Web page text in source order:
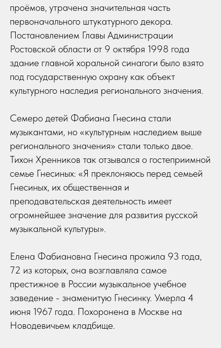
проёмов, утрачена значительная часть
первоначального штукатурного декора.
Постановлением Главы Администрации
Ростовской области от 9 октября 1998 года
здание главной хоральной синагоги было взято
под государственную охрану как объект
культурного наследия регионального значения.
Семеро детей Фабиана Гнесина стали
музыкантами, но «культурным наследием выше
регионального значения» стали только двое.
Тихон Хренников так отзывался о гостеприимной
семье Гнесиных: «Я преклоняюсь перед семьей
Гнесиных, их общественная и
преподавательская деятельность имеет
огромнейшее значение для развития русской
музыкальной культуры».
Елена Фабиановна Гнесина прожила 93 года,
72 из которых, она возглавляла самое
престижное в России музыкальное учебное
заведение - знаменитую Гнесинку. Умерла 4
июня 1967 года. Похоронена в Москве на
Новодевичьем кладбище.